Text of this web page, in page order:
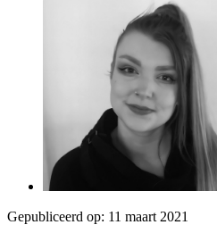
Gepubliceerd op: 11 maart 2021